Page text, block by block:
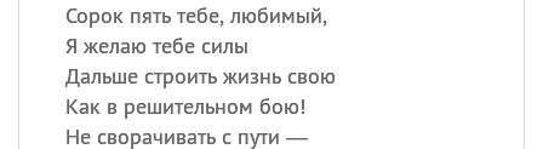
Сорок пять тебе, любимый,
Я желаю тебе силы
Дальше строить жизнь свою
Как в решительном бою!
Не сворачивать с пути —